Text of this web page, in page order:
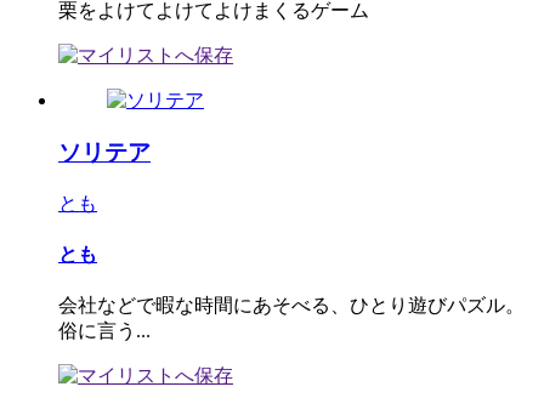
栗をよけてよけてよけまくるゲーム
ソリテア
とも
とも
会社などで暇な時間にあそべる、ひとり遊びパズル。
俗に言う...